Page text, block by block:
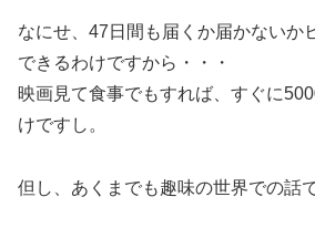
なにせ、47日間も届くか届かないか
できるわけですから・・・
映画見て食事でもすれば、すぐに
けですし。
但し、あくまでも趣味の世界での話で